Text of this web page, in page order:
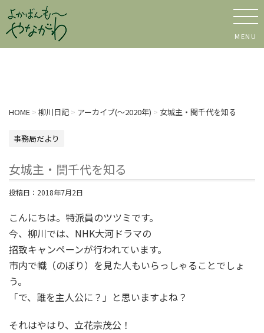
MENU
HOME > 柳川日記 > アーカイブ(〜2020年) > 女城主・誾千代を知る
事務局だより
女城主・誾千代を知る
投稿日： 2018年7月2日
こんにちは。特派員のツツミです。
今、柳川では、NHK大河ドラマの
招致キャンペーンが行われています。
市内で幟（のぼり）を見た人もいらっしゃることでしょ
う。
「で、誰を主人公に？」と思いますよね？
それはやはり、立花宗茂公！